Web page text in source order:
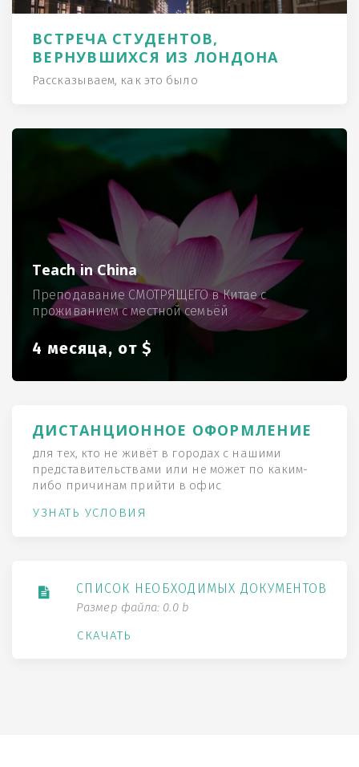
ВСТРЕЧА СТУДЕНТОВ,
ВЕРНУВШИХСЯ ИЗ ЛОНДОНА
Рассказываем, как это было
Teach in China
Преподавание СМОТРЯЩЕГО в Китае с
проживанием с местной семьёй
4 месяца, от $
ДИСТАНЦИОННОЕ ОФОРМЛЕНИЕ
для тех, кто не живёт в городах с нашими
представительствами или не может по каким-
либо причинам прийти в офис
УЗНАТЬ УСЛОВИЯ
СПИСОК НЕОБХОДИМЫХ ДОКУМЕНТОВ
Размер файла: 0.0 b
СКАЧАТЬ